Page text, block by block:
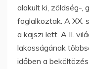
alakult ki, zöldség-,
foglalkoztak. A XX.
a kajszi lett. A II.
lakosságának
időben a